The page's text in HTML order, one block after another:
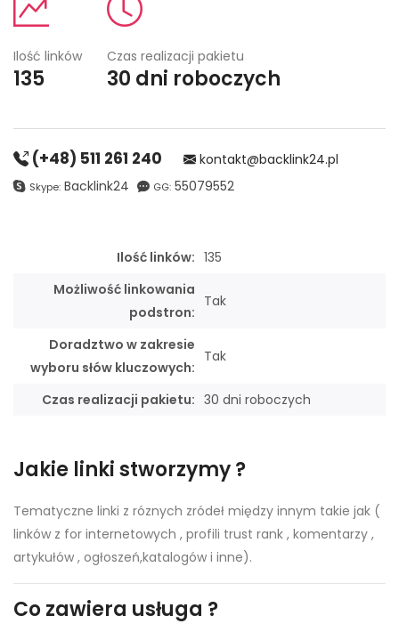
Ilość linków
135
Czas realizacji pakietu
30 dni roboczych
(+48) 511 261 240 kontakt@backlink24.pl
Skype: Backlink24 GG: 55079552
Ilość linków: 135
Możliwość linkowania
podstron:
Tak
Doradztwo w zakresie
wyboru słów kluczowych:
Tak
Czas realizacji pakietu: 30 dni roboczych
Jakie linki stworzymy ?
Tematyczne linki z róznych zródeł między innym takie jak (
linków z for internetowych , profili trust rank , komentarzy ,
artykułów , ogłoszeń,katalogów i inne).
Co zawiera usługa ?